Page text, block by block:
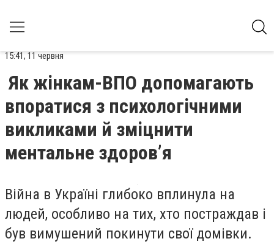
15:41, 11 червня
Як жінкам-ВПО допомагають
впоратися з психологічними
викликами й зміцнити
ментальне здоровʼя
Війна в Україні глибоко вплинула на
людей, особливо на тих, хто постраждав і
був вимушений покинути свої домівки.